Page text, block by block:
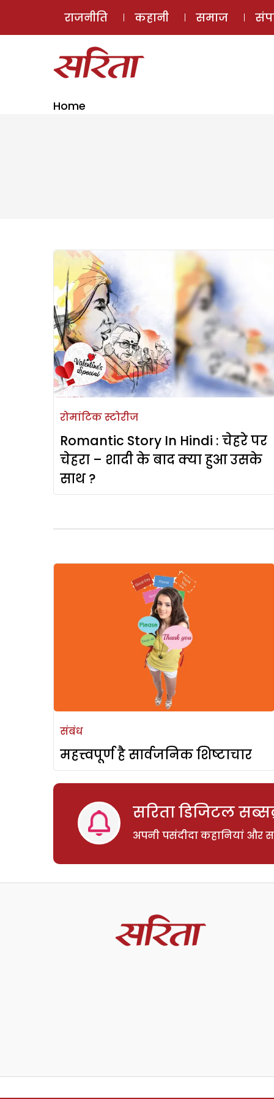
राजनीति कहानी समाज
Home
रोमांटिक स्टोरीज
Romantic Story In Hindi : चेहरे पर
चेहरा – शादी के बाद क्या हुआ उसके
साथ ?
संबंध
महत्त्वपूर्ण है सार्वजनिक शिष्टाचार
सरिता डिजिटल
अपनी पसंदीदा कहानियां और